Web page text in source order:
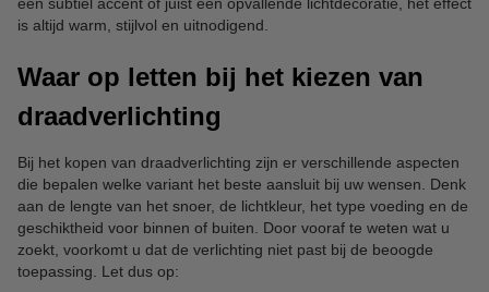
is altijd warm, stijlvol en uitnodigend.
Waar op letten bij het kiezen van
draadverlichting
Bij het kopen van draadverlichting zijn er verschillende aspecten
die bepalen welke variant het beste aansluit bij uw wensen. Denk
aan de lengte van het snoer, de lichtkleur, het type voeding en de
geschiktheid voor binnen of buiten. Door vooraf te weten wat u
zoekt, voorkomt u dat de verlichting niet past bij de beoogde
toepassing. Let dus op: